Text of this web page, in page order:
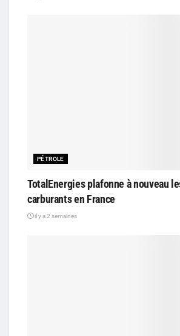
PÉTROLE
TotalEnergies plafonne à nouveau
carburants en France
il y a 2 semaines